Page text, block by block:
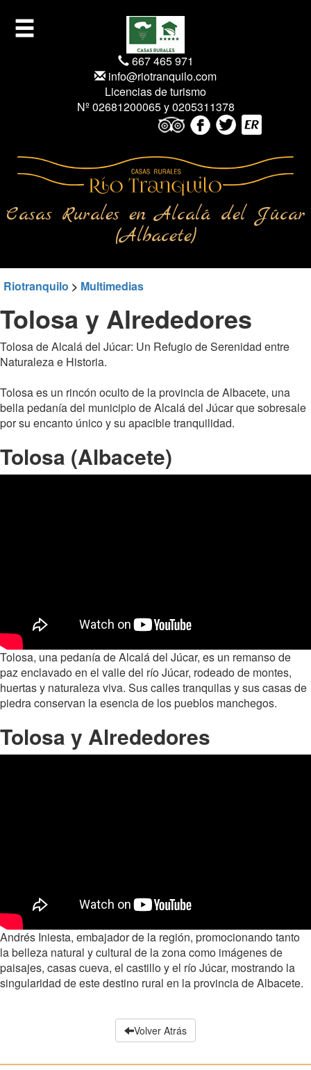
667 465 971
info@riotranquilo.com
Licencias de turismo
Nº 02681200065 y 0205311378
Casas Rurales en Alcalá del Júcar
(Albacete)
Riotranquilo > Multimedias
Tolosa y Alrededores
Tolosa de Alcalá del Júcar: Un Refugio de Serenidad entre
Naturaleza e Historia.
Tolosa es un rincón oculto de la provincia de Albacete, una
bella pedanía del municipio de Alcalá del Júcar que sobresale
por su encanto único y su apacible tranquilidad.
Tolosa (Albacete)
Tolosa, una pedanía de Alcalá del Júcar, es un remanso de
paz enclavado en el valle del río Júcar, rodeado de montes,
huertas y naturaleza viva. Sus calles tranquilas y sus casas de
piedra conservan la esencia de los pueblos manchegos.
Tolosa y Alrededores
Andrés Iniesta, embajador de la región, promocionando tanto
la belleza natural y cultural de la zona como imágenes de
paisajes, casas cueva, el castillo y el río Júcar, mostrando la
singularidad de este destino rural en la provincia de Albacete.
Volver Atrás